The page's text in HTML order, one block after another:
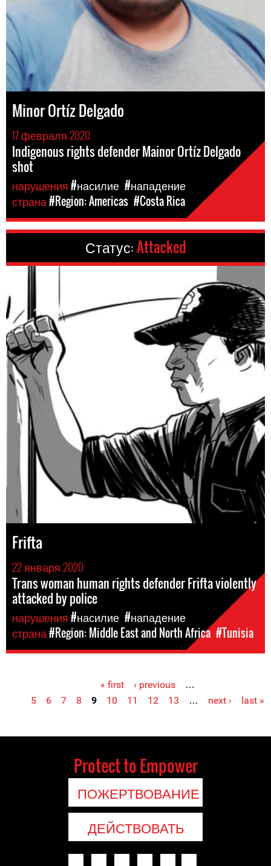
Minor Ortíz Delgado
17 февраля 2020
Indigenous rights defender Mainor Ortíz Delgado
shot
нарушения#насилие #нападение
страна#Region: Americas #Costa Rica
Статус:Attacked
Frifta
22 января 2020
Trans woman human rights defender Frifta violently
attacked by police
нарушения#насилие #нападение
страна#Region: Middle East and North Africa #Tunisia
Pages « first ‹ previous
…
5
6 7 8 9 10 11 12 13 … next › last »
Protect to Empower
ПОЖЕРТВОВАНИЕ
ДЕЙСТВОВАТЬ